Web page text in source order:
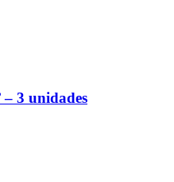
3 unidades